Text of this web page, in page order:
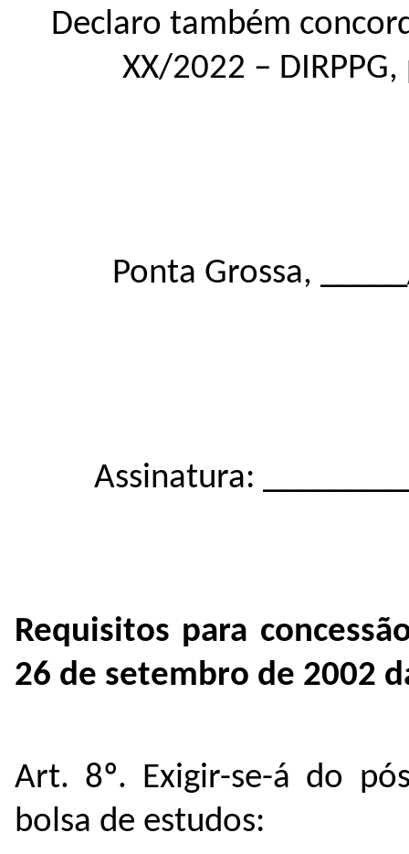
Declaro também
XX/2022 –
Ponta Grossa,
Assinatura:
Requisitos para
26 de setembro de 2002
Art. 8º. Exigir-se-á do
bolsa de estudos: